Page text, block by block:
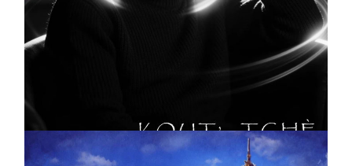
CULTURE
Artiste W2R : Jean Luc ALGER
On